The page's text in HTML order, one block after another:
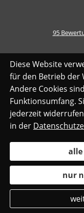
95
Diese Website
für den Betrieb der
Andere Cookies
Funktionsumfang.
jederzeit
in der
alle
nur